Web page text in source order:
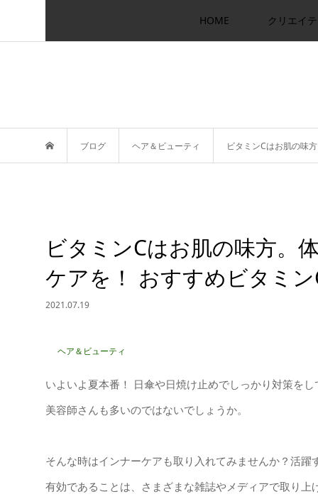
HOME クリエイ
ブログ ヘア＆ビューティ ビタミンCはお肌の味
ビタミンCはお肌の味方。
ケアを！ おすすめビタミ
2021.07.19
ヘア＆ビューティ
いよいよ夏本番！ 日傘や日焼け止めでしっかり対策を
美容師さんも多いのではないでしょうか。
そんな時はインナーケアも取り入れてみませんか？活躍
有効であることは、さまざまな雑誌やメディアで取り